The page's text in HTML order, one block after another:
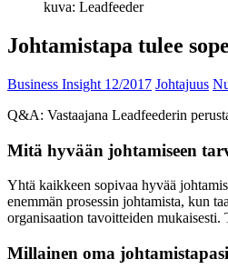
kuva: Leadfeeder
Johtamistapa tulee
Business Insight 12/2017 Johtajuus
Q&A: Vastaajana Leadfeederin
Mitä hyvään johtamiseen
Yhtä kaikkeen sopivaa hyvää
enemmän prosessin johtamista, kun
organisaation tavoitteiden
Millainen oma